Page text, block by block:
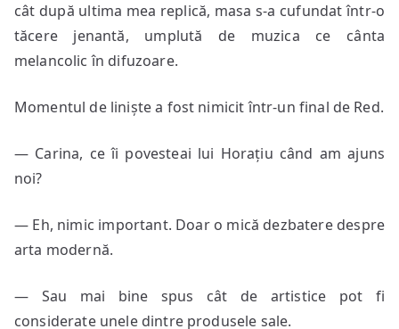
cât după ultima mea replică, masa s-a cufundat într-o
tăcere jenantă, umplută de muzica ce cânta
melancolic în difuzoare.
Momentul de liniște a fost nimicit într-un final de Red.
— Carina, ce îi povesteai lui Horațiu când am ajuns
noi?
— Eh, nimic important. Doar o mică dezbatere despre
arta modernă.
— Sau mai bine spus cât de artistice pot fi
considerate unele dintre produsele sale.